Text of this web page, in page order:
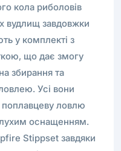
кола риболовів
вудлищ завдовжки
у комплекті з
що дає змогу
збирання та
Усі вони
поплавцеву ловлю
оснащенням.
Stippset завдяки